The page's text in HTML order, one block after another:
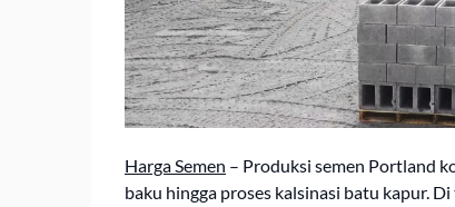
Harga Semen – Produksi semen Portland
baku hingga proses kalsinasi batu kapur.